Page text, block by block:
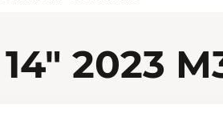
2023